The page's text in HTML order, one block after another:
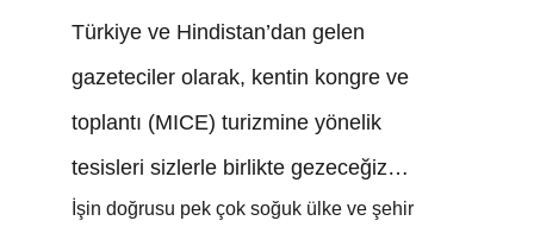
Türkiye ve Hindistan’dan gelen
gazeteciler olarak, kentin kongre ve
toplantı (MICE) turizmine yönelik
tesisleri sizlerle birlikte gezeceğiz…
İşin doğrusu pek çok soğuk ülke ve şehir